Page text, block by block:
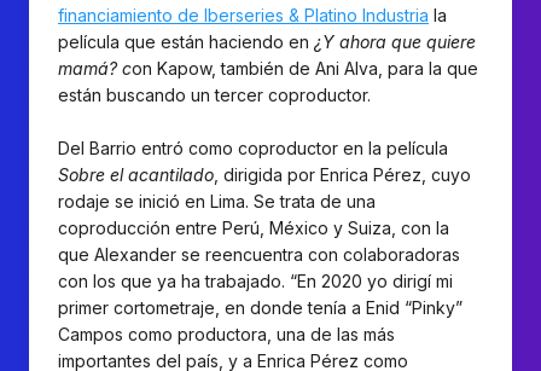
financiamiento de Iberseries & Platino Industria la
película que están haciendo en ¿Y ahora que quiere
mamá? con Kapow, también de Ani Alva, para la que
están buscando un tercer coproductor.
Del Barrio entró como coproductor en la película
Sobre el acantilado , dirigida por Enrica Pérez, cuyo
rodaje se inició en Lima. Se trata de una
coproducción entre Perú, México y Suiza, con la
que Alexander se reencuentra con colaboradoras
con los que ya ha trabajado. “En 2020 yo dirigí mi
primer cortometraje, en donde tenía a Enid “Pinky”
Campos como productora, una de las más
importantes del país, y a Enrica Pérez como